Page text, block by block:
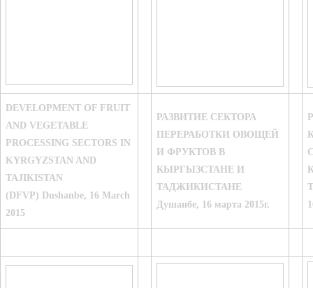
DEVELOPMENT OF FRUIT
AND VEGETABLE
PROCESSING SECTORS IN
KYRGYZSTAN AND
TAJIKISTAN
(DFVP) Dushanbe, 16 March
2015
РАЗВИТИЕ СЕКТОРА
ПЕРЕРАБОТКИ ОВОЩЕЙ
И ФРУКТОВ В
КЫРГЫЗСТАНЕ И
ТАДЖИКИСТАНЕ
Душанбе, 16 марта 2015г.